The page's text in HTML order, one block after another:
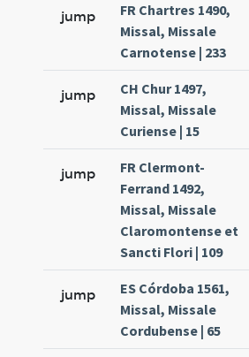
jump
FR Chartres 1490,
Missal, Missale
Carnotense | 233
jump
CH Chur 1497,
Missal, Missale
Curiense | 15
jump
FR Clermont-
Ferrand 1492,
Missal, Missale
Claromontense et
Sancti Flori | 109
jump
ES Córdoba 1561,
Missal, Missale
Cordubense | 65